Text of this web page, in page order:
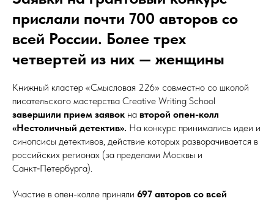
прислали почти 700 авторов со
всей России. Более трех
четвертей из них — женщины
Книжный кластер «Смысловая 226» совместно со школой
писательского мастерства Creative Writing School
завершили прием заявок на второй опен-колл
«Нестоличный детектив». На конкурс принимались идеи и
синопсисы детективов, действие которых разворачивается в
российских регионах (за пределами Москвы и
Санкт‑Петербурга).
Участие в опен-колле приняли 697 авторов со всей